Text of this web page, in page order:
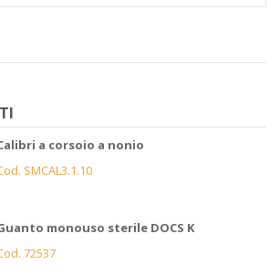
a corsoio a nonio
SMCAL3.1.10
monouso sterile DOCS K
72537